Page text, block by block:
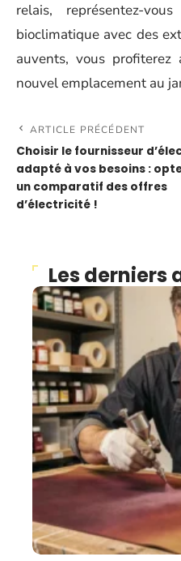
relais, représentez-
bioclimatique avec des
auvents, vous
nouvel emplacement au
ARTICLE PRÉCÉDENT
Choisir le fournisseur
adapté à vos besoins :
un comparatif des offres
d’électricité !
Les derniers